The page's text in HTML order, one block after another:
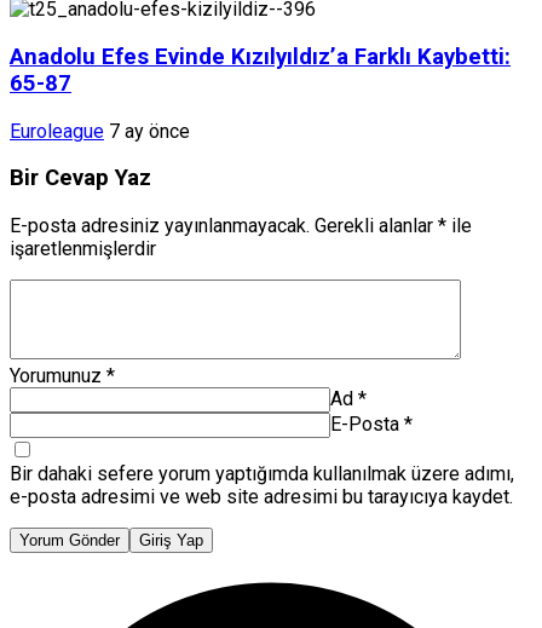
Anadolu Efes Evinde Kızılyıldız’a Farklı Kaybetti:
65-87
Euroleague 7 ay önce
Bir Cevap Yaz
E-posta adresiniz yayınlanmayacak. Gerekli alanlar * ile
işaretlenmişlerdir
Yorumunuz *
Ad *
E-Posta *
Bir dahaki sefere yorum yaptığımda kullanılmak üzere adımı,
e-posta adresimi ve web site adresimi bu tarayıcıya kaydet.
Yorum Gönder Giriş Yap